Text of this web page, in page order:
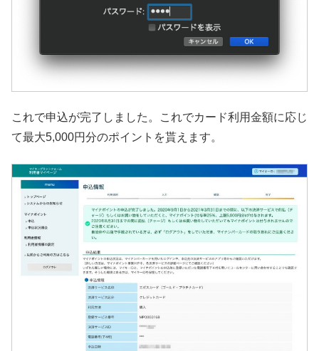
これで申込が完了しました。これでカード利用金額に応じ
て最大5,000円分のポイントを貰えます。